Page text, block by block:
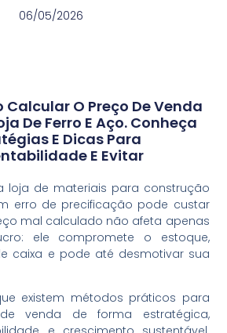
06/05/2026
O Preço De Venda
De Ferro E Aço. Conheça
E Dicas Para
E Evitar
loja de materiais para construção
erro de precificação pode custar
mal calculado não afeta apenas
ele compromete o estoque,
caixa e pode até desmotivar sua
existem métodos práticos para
venda de forma estratégica,